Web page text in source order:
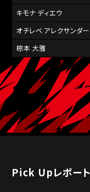
キモナ ディエウ
オチレベ アレクサンダー
椋本 大雅
Pick Upレポート